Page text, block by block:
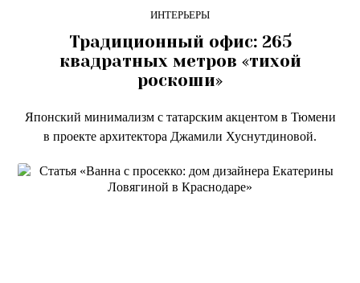
ИНТЕРЬЕРЫ
Традиционный офис: 265
квадратных метров «тихой
роскоши»
Японский минимализм с татарским акцентом в Тюмени
в проекте архитектора Джамили Хуснутдиновой.